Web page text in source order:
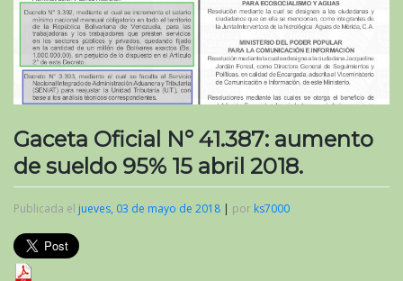
Gaceta Oficial N° 41.387: aumento
de sueldo 95% 15 abril 2018.
Publicada el jueves, 03 de mayo de 2018 | por ks7000